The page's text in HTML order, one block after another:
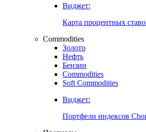
Страницы стран
Росстат
Виджет:
Карта процентных ставок
Commodities
Золото
Бензин
Soft Commodities